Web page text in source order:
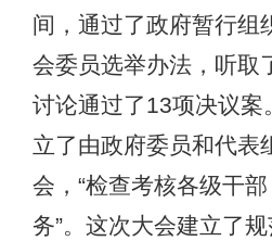
间，通过了政府暂行组
会委员选举办法，听取
讨论通过了13项决议案
立了由政府委员和代表
会，“检查考核各级干
务”。这次大会建立了